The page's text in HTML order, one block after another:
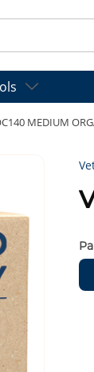
MEDIUM